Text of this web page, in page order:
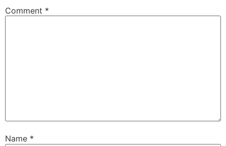
Comment *
Name *